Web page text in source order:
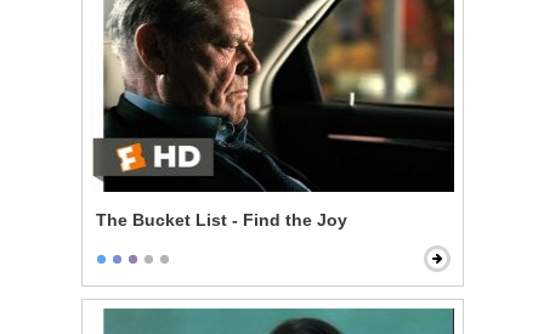
The Bucket List - Find the Joy